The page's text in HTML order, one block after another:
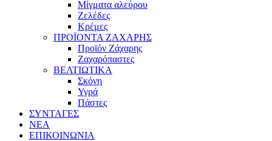
Μίγματα αλεύρου
Ζελέδες
Κρέμες
ΠΡΟΪΟΝΤΑ ΖΑΧΑΡΗΣ
Προϊόν Ζάχαρης
Ζαχαρόπαστες
ΒΕΛΤΙΩΤΙΚΑ
Σκόνη
Υγρά
Πάστες
ΣΥΝΤΑΓΕΣ
ΝΕΑ
ΕΠΙΚΟΙΝΩΝΙΑ